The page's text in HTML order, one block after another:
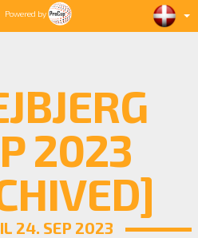
Powered by
2023
24. SEP 2023